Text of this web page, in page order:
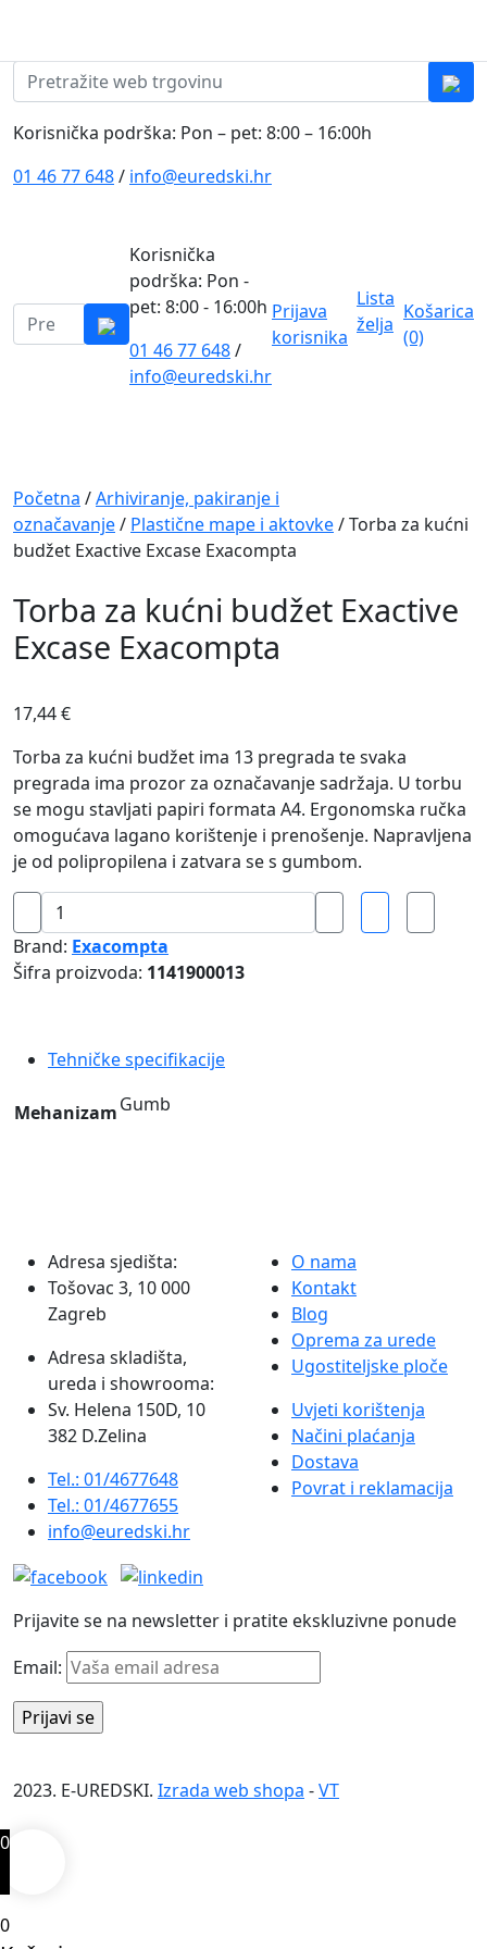
Pretraži:
Korisnička podrška: Pon – pet: 8:00 – 16:00h
01 46 77 648/ info@euredski.hr
Pretraži:
Korisnička
podrška: Pon -
pet: 8:00 - 16:00h
01 46 77 648/
info@euredski.hr
Prijava
korisnika
Lista
želja
Košarica
(0)
Navigation
Početna /Arhiviranje, pakiranje i
označavanje/ Plastične mape i aktovke/ Torba za kućni
budžet Exactive Excase Exacompta
Torba za kućni budžet Exactive
Excase Exacompta
17,44€
Torba za kućni budžet ima 13 pregrada te svaka
pregrada ima prozor za označavanje sadržaja. U torbu
se mogu stavljati papiri formata A4. Ergonomska ručka
omogućava lagano korištenje i prenošenje. Napravljena
je od polipropilena i zatvara se s gumbom.
Torba
za
kućni
budžet
Exacompta
Brand: Exacompta
Šifra proizvoda: 1141900013
Tehničke specifikacije
MehanizamGumb
Adresa sjedišta:
Tošovac 3, 10 000
Zagreb
Adresa skladišta,
ureda i showrooma:
Sv. Helena 150D, 10
382 D.Zelina
Tel.: 01/4677648
Tel.: 01/4677655
info@euredski.hr
O nama
Kontakt
Blog
Oprema za urede
Ugostiteljske ploče
Uvjeti korištenja
Načini plaćanja
Dostava
Povrat i reklamacija
Prijavite se na newsletter i pratite ekskluzivne ponude
Email:
2023. E-UREDSKI. Izrada web shopa -VT
0
0